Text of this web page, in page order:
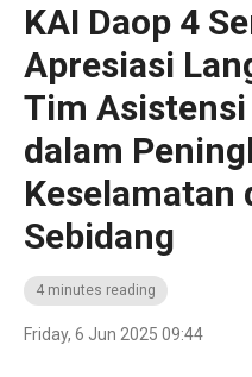
KAI Daop 4
Apresiasi
Tim
dalam
Keselamatan
Sebidang
4 minutes reading
Friday, 6 Jun 2025 09:44